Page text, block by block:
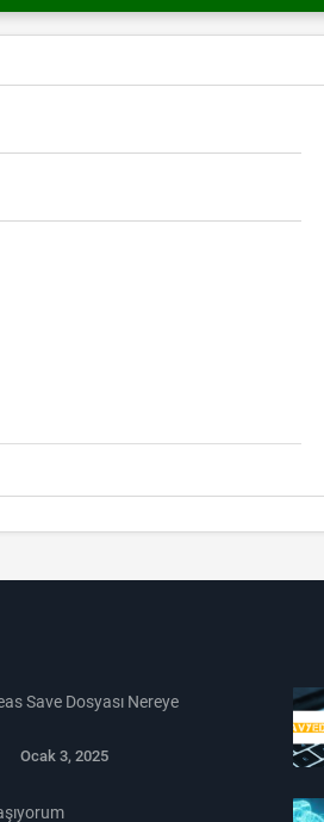
Save Dosyası Nereye
Ocak 3, 2025